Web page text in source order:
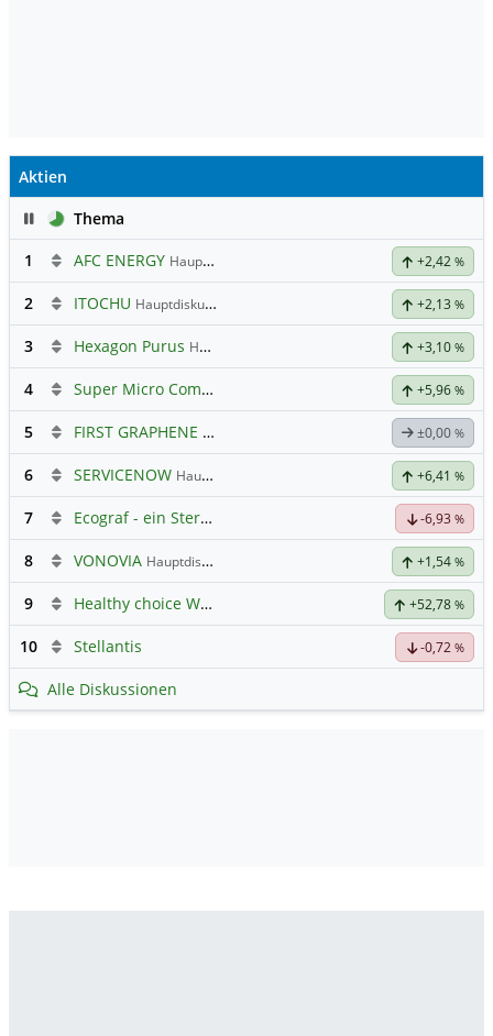
Aktien
PauseThema
1
AFC ENERGY Hauptdiskussion +2,42 %
2 ITOCHU Hauptdiskussion +2,13 %
3 Hexagon Purus Hauptdiskussion +3,10 %
4 Super Micro Computer +5,96 %
5 FIRST GRAPHENE Hauptdiskussion ±0,00 %
6 SERVICENOW Hauptdiskussion +6,41 %
7 Ecograf - ein Stern am Graphithimmel -6,93 %
8 VONOVIA Hauptdiskussion +1,54 %
9 Healthy choice Wellness +52,78 %
10 Stellantis -0,72 %
Alle Diskussionen